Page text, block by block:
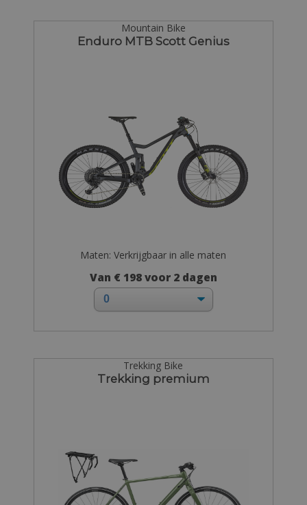
Mountain Bike
Enduro MTB Scott Genius
Maten: Verkrijgbaar in alle maten
Van € 198 voor 2 dagen
Trekking Bike
Trekking premium